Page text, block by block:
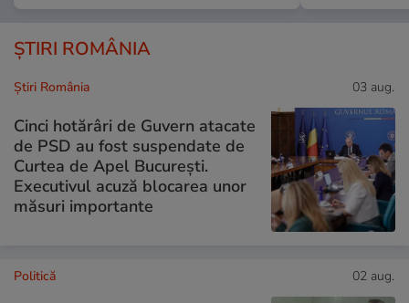
ȘTIRI ROMÂNIA
Știri România 03 aug.
Cinci hotărâri de Guvern atacate
de PSD au fost suspendate de
Curtea de Apel București.
Executivul acuză blocarea unor
măsuri importante
Politică 02 aug.